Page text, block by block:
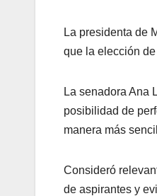
La presidenta de
que la elección
La senadora Ana
posibilidad de
manera más
Consideró
de aspirantes y